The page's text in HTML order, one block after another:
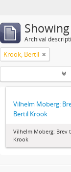
Archival
Krook, Bertil
Vilhelm Moberg:
Bertil Krook
Vilhelm Moberg: Brev
Krook